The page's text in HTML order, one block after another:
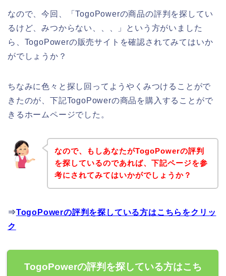
なので、今回、「TogoPowerの商品の評判を探してい
るけど、みつからない、、、」という方がいました
ら、TogoPowerの販売サイトを確認されてみてはいか
がでしょうか？
ちなみに色々と探し回ってようやくみつけることがで
きたのが、下記TogoPowerの商品を購入することがで
きるホームページでした。
なので、もしあなたがTogoPowerの評判
を探しているのであれば、下記ページを参
考にされてみてはいかがでしょうか？
⇒TogoPowerの評判を探している方はこちらをクリッ
ク
TogoPowerの評判を探している方はこち